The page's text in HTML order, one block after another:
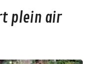
plein air